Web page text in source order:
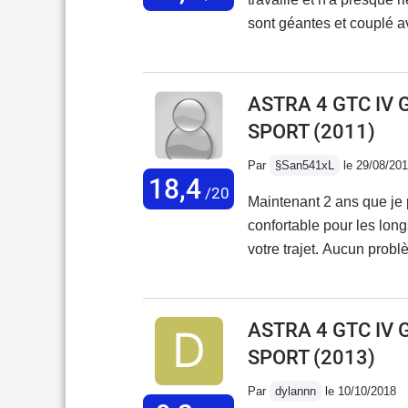
sont géantes et couplé
qui peut être génante
part, la consommation
(BVM6)Mis à part cela,
très confortable et
(jantes 19" en 235/45)
et la boite 6 est très
2nd)La finition intérieur
bonne GT, avec une
route (pour ceux qui
18,4/20
ASTRA 4 GTC IV
SPORT(2011)
Par §San541xL le 29/08/
Maintenant 2 ans que
confortable pour les
votre trajet. Aucun
diesel. Éclairage de
ASTRA 4 GTC IV
SPORT(2013)
Par dylannn le 10/10/2018